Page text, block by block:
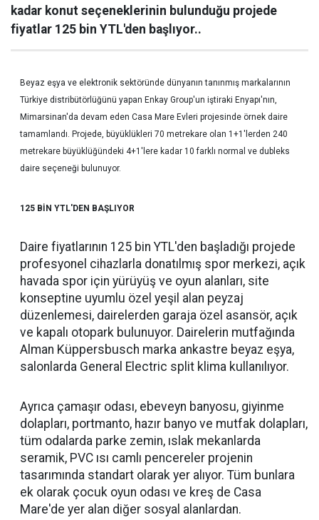
kadar konut seçeneklerinin bulunduğu projede
fiyatlar 125 bin YTL'den başlıyor..
Beyaz eşya ve elektronik sektöründe dünyanın tanınmış markalarının
Türkiye distribütörlüğünü yapan Enkay Group'un iştiraki Enyapı'nın,
Mimarsinan'da devam eden Casa Mare Evleri projesinde örnek daire
tamamlandı. Projede, büyüklükleri 70 metrekare olan 1+1'lerden 240
metrekare büyüklüğündeki 4+1'lere kadar 10 farklı normal ve dubleks
daire seçeneği bulunuyor.
125 BİN YTL'DEN BAŞLIYOR
Daire fiyatlarının 125 bin YTL'den başladığı projede
profesyonel cihazlarla donatılmış spor merkezi, açık
havada spor için yürüyüş ve oyun alanları, site
konseptine uyumlu özel yeşil alan peyzaj
düzenlemesi, dairelerden garaja özel asansör, açık
ve kapalı otopark bulunuyor. Dairelerin mutfağında
Alman Küppersbusch marka ankastre beyaz eşya,
salonlarda General Electric split klima kullanılıyor.
Ayrıca çamaşır odası, ebeveyn banyosu, giyinme
dolapları, portmanto, hazır banyo ve mutfak dolapları,
tüm odalarda parke zemin, ıslak mekanlarda
seramik, PVC ısı camlı pencereler projenin
tasarımında standart olarak yer alıyor. Tüm bunlara
ek olarak çocuk oyun odası ve kreş de Casa
Mare'de yer alan diğer sosyal alanlardan.